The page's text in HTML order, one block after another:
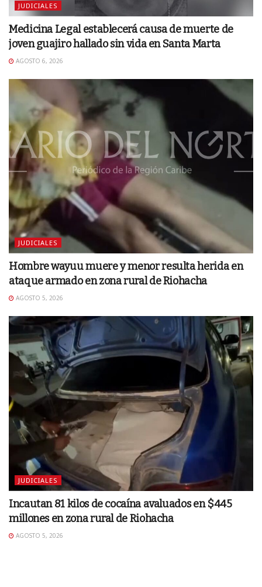
JUDICIALES
Medicina Legal establecerá causa de muerte de
joven guajiro hallado sin vida en Santa Marta
AGOSTO 6, 2026
JUDICIALES
Hombre wayuu muere y menor resulta herida en
ataque armado en zona rural de Riohacha
AGOSTO 5, 2026
JUDICIALES
Incautan 81 kilos de cocaína avaluados en $445
millones en zona rural de Riohacha
AGOSTO 5, 2026